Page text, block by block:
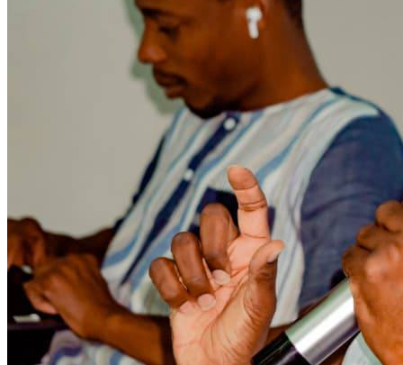
Forum portant sur les modalités et
opportunités de financement à destination
des OSC et OCB
Lire l'article